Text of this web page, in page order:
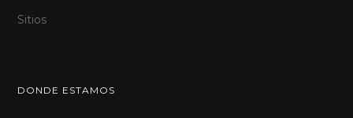
Sitios
DONDE ESTAMOS